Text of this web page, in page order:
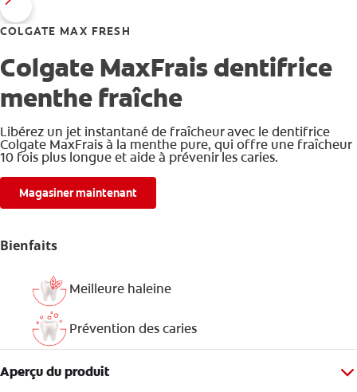
COLGATE MAX FRESH
Colgate MaxFrais dentifrice
menthe fraîche
Libérez un jet instantané de fraîcheur avec le dentifrice
Colgate MaxFrais à la menthe pure, qui offre une fraîcheur
10 fois plus longue et aide à prévenir les caries.
Magasiner maintenant
Bienfaits
Meilleure haleine
Prévention des caries
Aperçu du produit